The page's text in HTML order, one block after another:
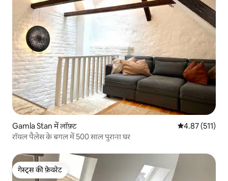
Gamla Stan में लॉफ़्ट औसत रेटिंग 5 में से
4.87 (511)
रॉयल पैलेस के बगल में 500 साल पुराना घर
गेस्ट्स की फ़ेवरेट
गेस्ट्स की फ़ेवरेट